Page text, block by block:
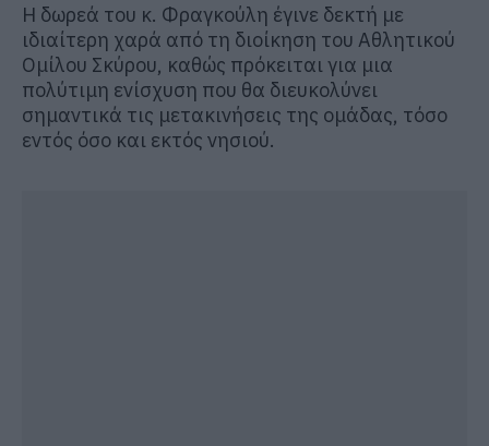
Η δωρεά του κ. Φραγκούλη έγινε δεκτή με
ιδιαίτερη χαρά από τη διοίκηση του Αθλητικού
Ομίλου Σκύρου, καθώς πρόκειται για μια
πολύτιμη ενίσχυση που θα διευκολύνει
σημαντικά τις μετακινήσεις της ομάδας, τόσο
εντός όσο και εκτός νησιού.